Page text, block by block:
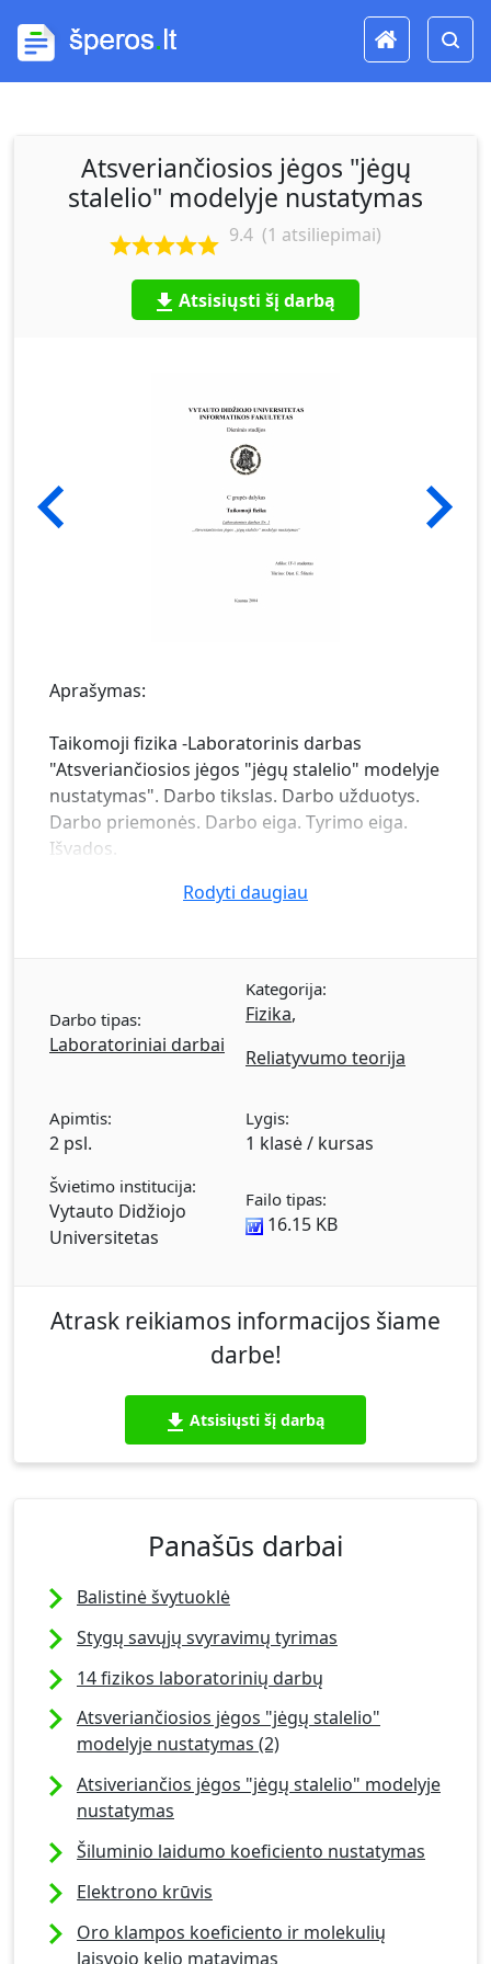
Atsveriančiosios jėgos "jėgų
stalelio" modelyje nustatymas
9.4 (1 atsiliepimai)
Atsisiųsti šį darbą
Aprašymas:
Taikomoji fizika -Laboratorinis darbas
"Atsveriančiosios jėgos "jėgų stalelio" modelyje
nustatymas". Darbo tikslas. Darbo užduotys.
Darbo priemonės. Darbo eiga. Tyrimo eiga.
Išvados.
Rodyti daugiau
Darbo tipas:
Laboratoriniai darbai
Kategorija:
Fizika,
Reliatyvumo teorija
Apimtis:
2 psl.
Lygis:
1 klasė / kursas
Švietimo institucija:
Vytauto Didžiojo
Universitetas
Failo tipas:
16.15 KB
Atrask reikiamos informacijos šiame
darbe!
Atsisiųsti šį darbą
Panašūs darbai
Balistinė švytuoklė
Stygų savųjų svyravimų tyrimas
14 fizikos laboratorinių darbų
Atsveriančiosios jėgos "jėgų stalelio"
modelyje nustatymas (2)
Atsiveriančios jėgos "jėgų stalelio" modelyje
nustatymas
Šiluminio laidumo koeficiento nustatymas
Elektrono krūvis
Oro klampos koeficiento ir molekulių
laisvojo kelio matavimas